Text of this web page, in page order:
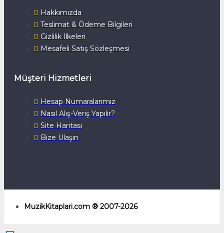
Hakkımızda
Teslimat & Ödeme Bilgileri
Gizlilik İlkeleri
Mesafeli Satış Sözleşmesi
Müşteri Hizmetleri
Hesap Numaralarımız
Nasıl Alış-Veriş Yapılır?
Site Haritası
Bize Ulaşın
MuzikKitaplari.com ® 2007-2026